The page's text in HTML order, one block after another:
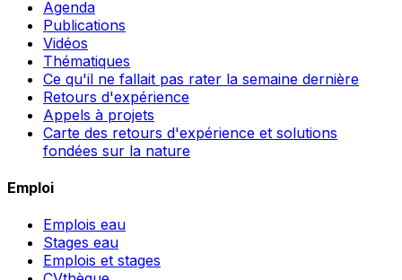
Agenda
Publications
Vidéos
Thématiques
Ce qu'il ne fallait pas rater la semaine dernière
Retours d'expérience
Appels à projets
Carte des retours d'expérience et solutions
fondées sur la nature
Emploi
Emplois eau
Stages eau
Emplois et stages